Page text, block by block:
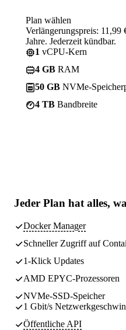
Plan wählen
Verlängerungspreis: 11,99
Jahre. Jederzeit kündbar.
1 vCPU-Kern
4 GB RAM
50 GB NVMe-
4 TB Bandbreite
Jeder Plan hat alles,
Docker Manager
Schneller Zugriff auf
1-Klick Updates
AMD EPYC-Prozessoren
NVMe-SSD-Speicher
1 Gbit/s
Öffentliche API